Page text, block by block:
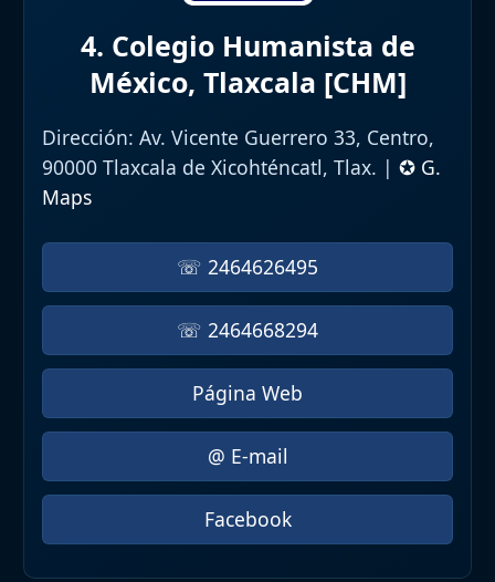
4. Colegio Humanista de
México, Tlaxcala [CHM]
Dirección: Av. Vicente Guerrero 33, Centro,
90000 Tlaxcala de Xicohténcatl, Tlax. | ✪ G.
Maps
☏ 2464626495
☏ 2464668294
Página Web
@ E-mail
Facebook